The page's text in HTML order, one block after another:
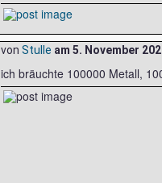
von Stulle am 5. November
ich bräuchte 100000 Metall,